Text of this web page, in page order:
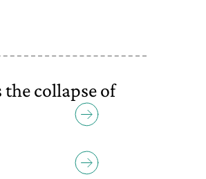
the collapse of